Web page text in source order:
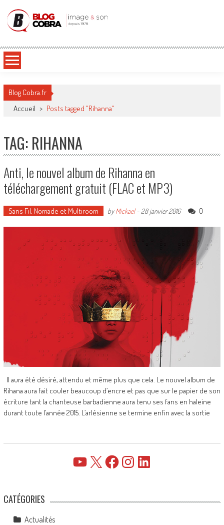
Blog Cobra
Blog Cobra.fr
Accueil > Posts tagged "Rihanna"
TAG: RIHANNA
Anti, le nouvel album de Rihanna en
téléchargement gratuit (FLAC et MP3)
Sans Fil, Nomade et Multiroom byMickael- 28 janvier 2016 0
Il aura été désiré, attendu et même plus que cela. Le nouvel album de
Rihana aura fait couler beaucoup d’encre et pas que sur le papier de son
écriture tant la chanteuse barbadienne aura tenu ses fans en haleine
durant toute l’année 2015. L’arlésienne se termine enfin avec la sortie
YouTube FacebookInstagramLinkedIn
CATÉGORIES
Actualités